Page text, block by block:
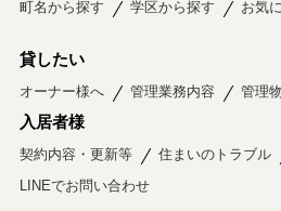
町名から探す
学区から探す お気
貸したい
オーナー様へ 管理業務内容 管理
入居者様
契約内容・更新等 住まいのトラブル
LINEでお問い合わせ